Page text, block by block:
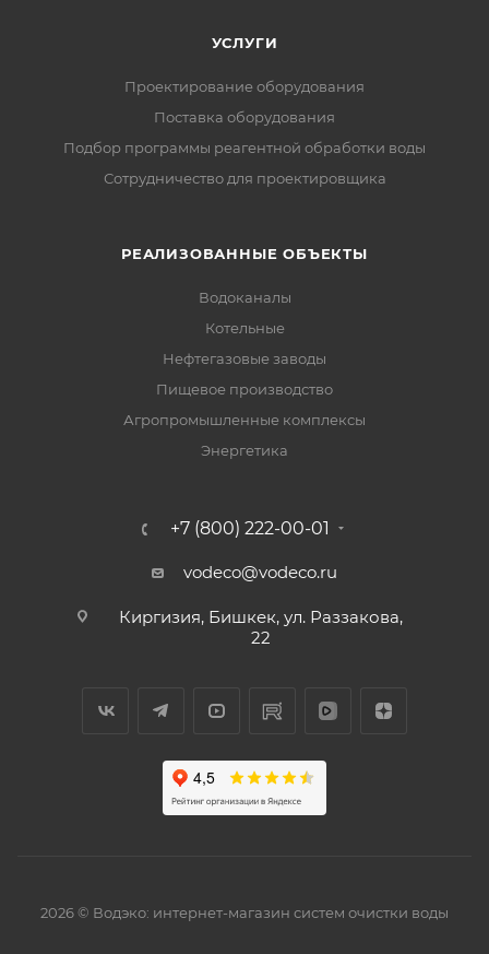
УСЛУГИ
Проектирование оборудования
Поставка оборудования
Подбор программы реагентной обработки воды
Сотрудничество для проектировщика
РЕАЛИЗОВАННЫЕ ОБЪЕКТЫ
Водоканалы
Котельные
Нефтегазовые заводы
Пищевое производство
Агропромышленные комплексы
Энергетика
+7 (800) 222-00-01
vodeco@vodeco.ru
Киргизия, Бишкек, ул. Раззакова,
22
2026 © Водэко: интернет-магазин систем очистки воды